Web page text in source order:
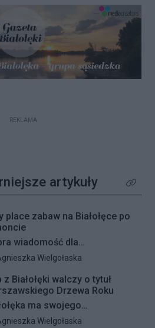
REKLAMA
artykuły Kliknij
place zabaw na Białołęce po
wiadomość dla
mieszkańców
nawierzchni na trzech
zabaw – przy ulicach
Ruskowy Bród i
artykułu:Wielgołaska
z Białołęki walczy o tytuł
Drzewa Roku
ma swojego
w plebiscycie na
artykułu:Wielgołaska